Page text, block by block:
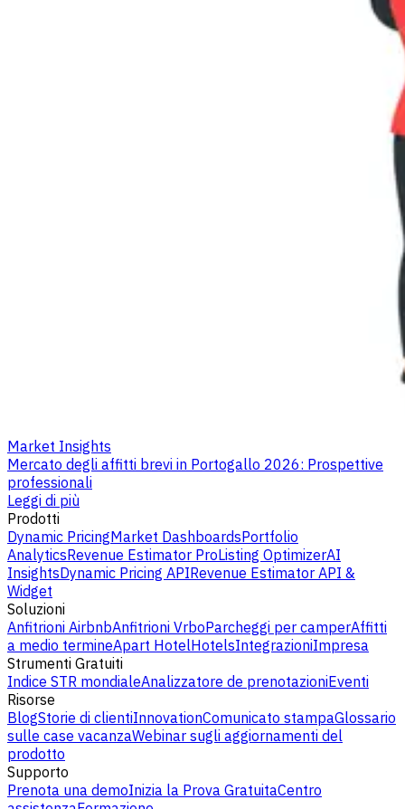
Market Insights
Mercato degli affitti brevi in Portogallo 2026: Prospettive
professionali
Leggi di più
Prodotti
Dynamic PricingMarket DashboardsPortfolio
AnalyticsRevenue Estimator ProListing OptimizerAI
InsightsDynamic Pricing APIRevenue Estimator API &
Widget
Soluzioni
Anfitrioni AirbnbAnfitrioni VrboParcheggi per camperAffitti
a medio termineApart HotelHotelsIntegrazioniImpresa
Strumenti Gratuiti
Indice STR mondialeAnalizzatore de prenotazioniEventi
Risorse
BlogStorie di clientiInnovationComunicato stampaGlossario
sulle case vacanzaWebinar sugli aggiornamenti del
prodotto
Supporto
Prenota una demoInizia la Prova GratuitaCentro